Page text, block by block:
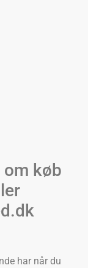
køb
har når du